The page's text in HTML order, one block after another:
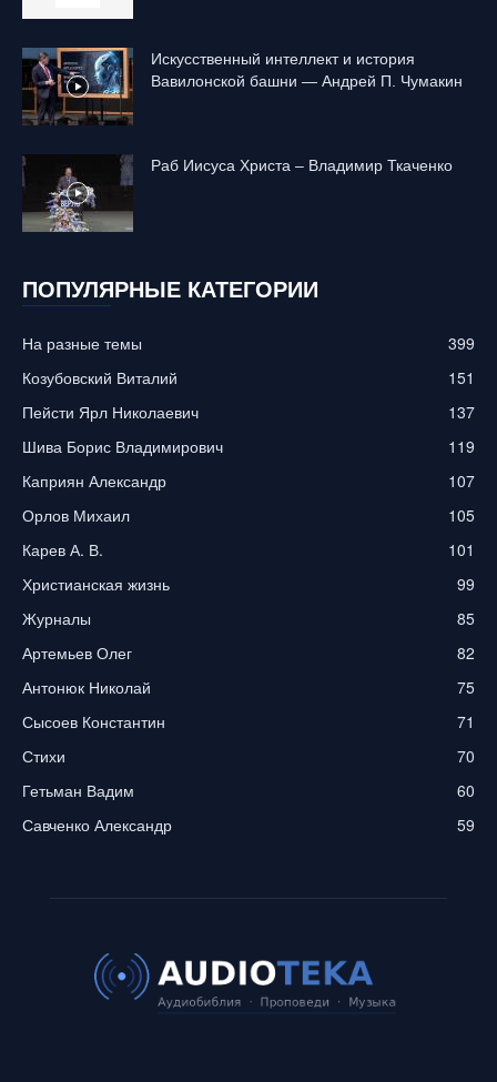
Искусственный интеллект и история
Вавилонской башни — Андрей П. Чумакин
Раб Иисуса Христа – Владимир Ткаченко
ПОПУЛЯРНЫЕ КАТЕГОРИИ
На разные темы
399
Козубовский Виталий
151
Пейсти Ярл Николаевич
137
Шива Борис Владимирович
119
Каприян Александр
107
Орлов Михаил
105
Карев А. В.
101
Христианская жизнь
99
Журналы
85
Артемьев Олег
82
Антонюк Николай
75
Сысоев Константин
71
Стихи
70
Гетьман Вадим
60
Савченко Александр
59